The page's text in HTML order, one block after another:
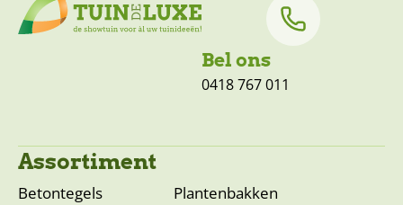
Bel ons
0418 767 011
Assortiment
Betontegels
Plantenbakken